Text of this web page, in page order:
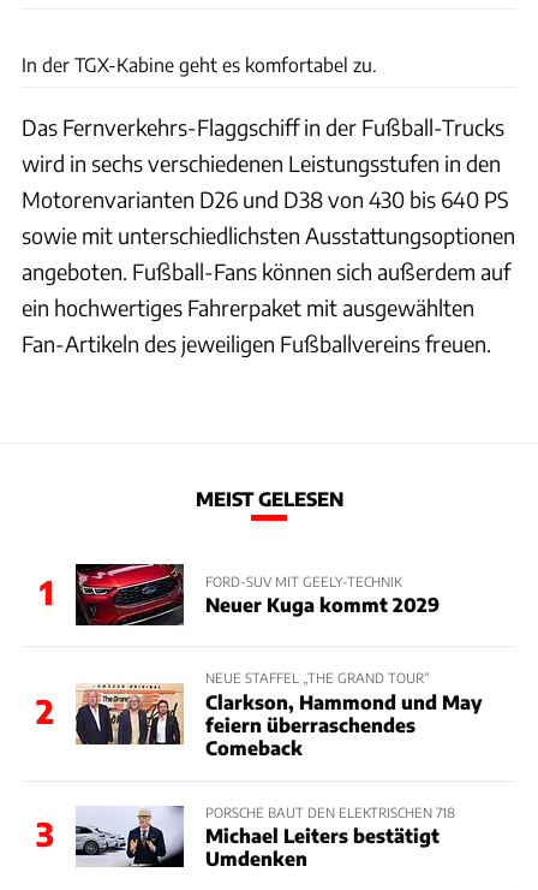
In der TGX-Kabine geht es komfortabel zu.
Das Fernverkehrs-Flaggschiff in der Fußball-Trucks
wird in sechs verschiedenen Leistungsstufen in den
Motorenvarianten D26 und D38 von 430 bis 640 PS
sowie mit unterschiedlichsten Ausstattungsoptionen
angeboten. Fußball-Fans können sich außerdem auf
ein hochwertiges Fahrerpaket mit ausgewählten
Fan-Artikeln des jeweiligen Fußballvereins freuen.
MEIST GELESEN
1 FORD-SUV MIT GEELY-TECHNIK
Neuer Kuga kommt 2029
2
NEUE STAFFEL „THE GRAND TOUR“
Clarkson, Hammond und May
feiern überraschendes
Comeback
3
PORSCHE BAUT DEN ELEKTRISCHEN 718
Michael Leiters bestätigt
Umdenken